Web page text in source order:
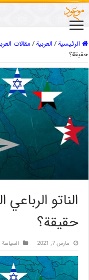
الرئيسية/العربیة/مقالات
حقيقة؟
الناتو
حقيقة؟
مارس 7, 2021 السیاسة